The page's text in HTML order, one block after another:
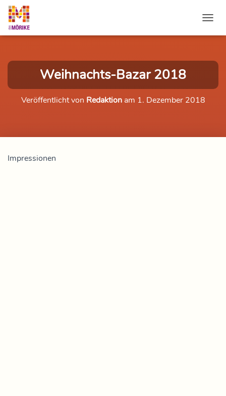
Weihnachts-Bazar 2018
Veröffentlicht von Redaktionam 1. Dezember 2018
Impressionen